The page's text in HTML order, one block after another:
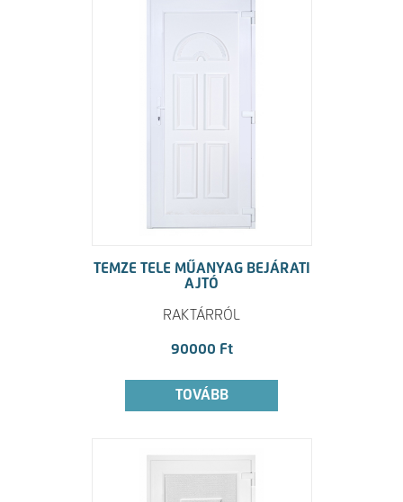
TEMZE TELE MŰANYAG BEJÁRATI
AJTÓ
RAKTÁRRÓL
90000 Ft
TOVÁBB